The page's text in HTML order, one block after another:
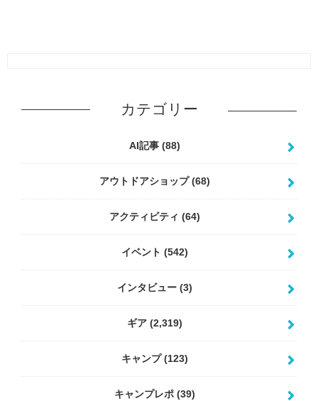
カテゴリー
AI記事 (88)
アウトドアショップ(68)
アクティビティ (64)
イベント (542)
インタビュー (3)
ギア (2,319)
キャンプ(123)
キャンプレポ (39)